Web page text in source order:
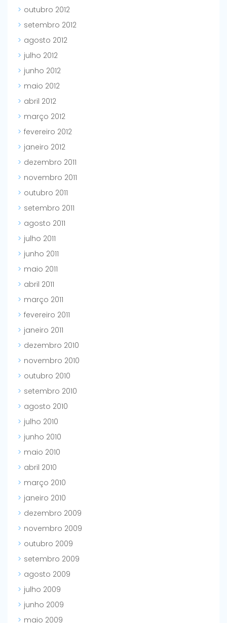
outubro 2012
setembro 2012
agosto 2012
julho 2012
junho 2012
maio 2012
abril 2012
março 2012
fevereiro 2012
janeiro 2012
dezembro 2011
novembro 2011
outubro 2011
setembro 2011
agosto 2011
julho 2011
junho 2011
maio 2011
abril 2011
março 2011
fevereiro 2011
janeiro 2011
dezembro 2010
novembro 2010
outubro 2010
setembro 2010
agosto 2010
julho 2010
junho 2010
maio 2010
abril 2010
março 2010
janeiro 2010
dezembro 2009
novembro 2009
outubro 2009
setembro 2009
agosto 2009
julho 2009
junho 2009
maio 2009